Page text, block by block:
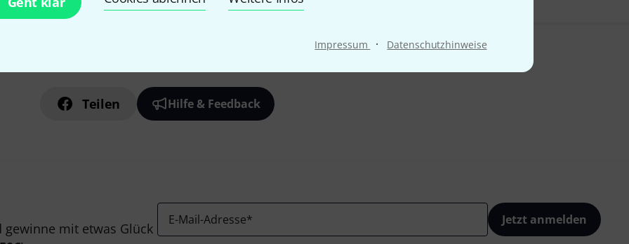
Impressum · Datenschutzhinweise
Teilen Hilfe & Feedback
mit etwas Glück
E-Mail-Adresse* Jetzt anmelden